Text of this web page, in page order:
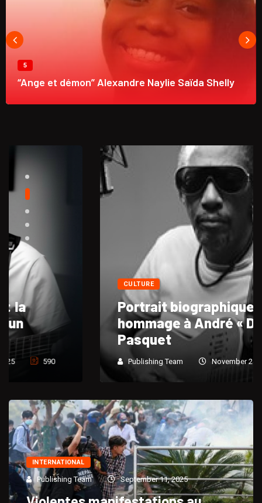
5
“Ange et démon” Alexandre Naylie Saïda Shelly
CULTURE
Portrait biographique et
hommage à André « Dadou »
Pasquet
Publishing Team November 24, 2025 766
INTERNATIONAL
Publishing Team September 11, 2025